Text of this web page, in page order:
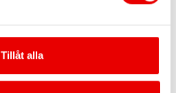
Tillåt alla